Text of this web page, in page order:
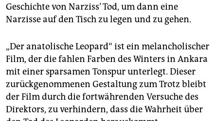
Geschichte von Narziss’ Tod, um dann eine
Narzisse auf den Tisch zu legen und zu gehen.
„Der anatolische Leopard“ ist ein melancholischer
Film, der die fahlen Farben des Winters in Ankara
mit einer sparsamen Tonspur unterlegt. Dieser
zurückgenommenen Gestaltung zum Trotz bleibt
der Film durch die fortwährenden Versuche des
Direktors, zu verhindern, dass die Wahrheit über